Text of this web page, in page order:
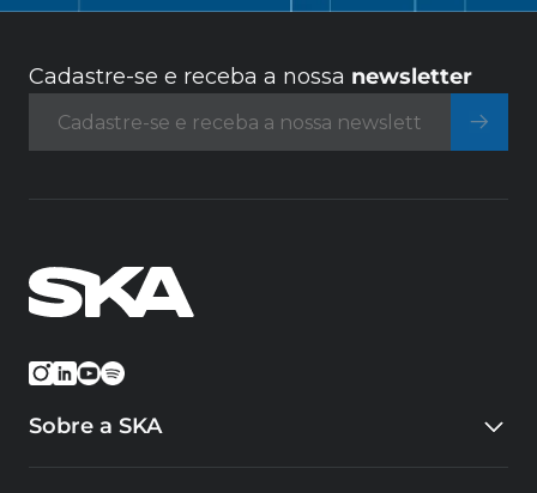
Cadastre-se e receba a nossa newsletter
Sobre a SKA